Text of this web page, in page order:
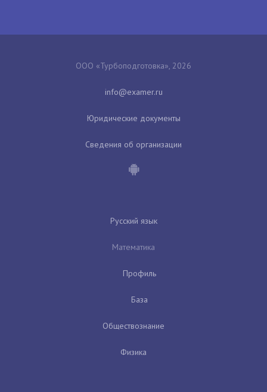
ООО «Турбоподготовка», 2026
Юридические документы
Сведения об организации
Русский язык
Математика
Профиль
База
Обществознание
Физика